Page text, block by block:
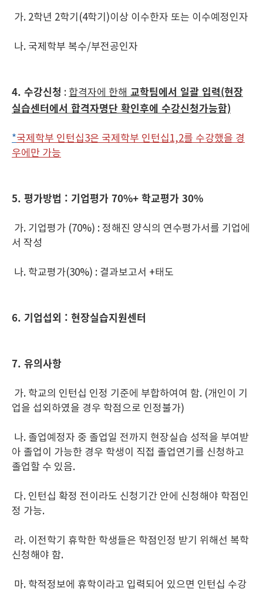
가. 2학년 2학기(4학기)이상 이수한자 또는 이수예정인자
나. 국제학부 복수/부전공인자
4. 수강신청 : 합격자에 한해 교학팀에서 일괄 입력(현장
실습센터에서 합격자명단 확인후에 수강신청가능함)
*국제학부 인턴십3은 국제학부 인턴십1,2를 수강했을 경
우에만 가능
5. 평가방법 : 기업평가 70%+ 학교평가 30%
가. 기업평가 (70%) : 정해진 양식의 연수평가서를 기업에
서 작성
나. 학교평가(30%) : 결과보고서 +태도
6. 기업섭외 : 현장실습지원센터
7. 유의사항
가. 학교의 인턴십 인정 기준에 부합하여여 함. (개인이 기
업을 섭외하였을 경우 학점으로 인정불가)
나. 졸업예정자 중 졸업일 전까지 현장실습 성적을 부여받
아 졸업이 가능한 경우 학생이 직접 졸업연기를 신청하고
졸업할 수 있음.
다. 인턴십 확정 전이라도 신청기간 안에 신청해야 학점인
정 가능.
라. 이전학기 휴학한 학생들은 학점인정 받기 위해선 복학
신청해야 함.
마. 학적정보에 휴학이라고 입력되어 있으면 인턴십 수강